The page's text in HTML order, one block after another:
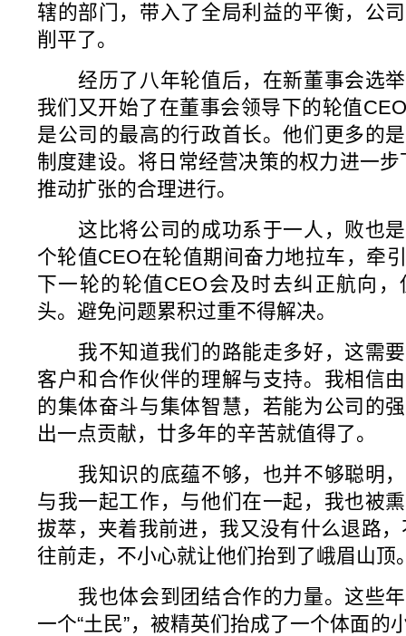
辖的部门，带入了全局利益的平衡，公
削平了。
经历了八年轮值后，在新董事会选举
我们又开始了在董事会领导下的轮值
是公司的最高的行政首长。他们更多的
制度建设。将日常经营决策的权力进一
推动扩张的合理进行。
这比将公司的成功系于一人，败也是
个轮值CEO在轮值期间奋力地拉车，牵
下一轮的轮值CEO会及时去纠正航向
头。避免问题累积过重不得解决。
我不知道我们的路能走多好，这需要
客户和合作伙伴的理解与支持。我相信
的集体奋斗与集体智慧，若能为公司的
出一点贡献，廿多年的辛苦就值得了。
我知识的底蕴不够，也并不够聪明，
与我一起工作，与他们在一起，我也被
拔萃，夹着我前进，我又没有什么退路，
往前走，不小心就让他们抬到了峨眉山顶
我也体会到团结合作的力量。这些年
一个“土民”，被精英们抬成了一个体面的